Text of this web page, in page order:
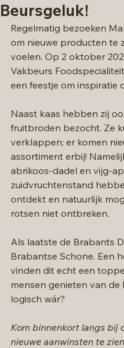
Beursgeluk!
Regelmatig bezoeken
om nieuwe producten te
voelen. Op 2 oktober
Vakbeurs
een feestje om inspiratie
Naast kaas hebben zij
fruitbroden bezocht. Ze
verklappen; er komen
assortiment erbij!
abrikoos-dadel en vijg-
zuidvruchtenstand
ontdekt en natuurlijk
rotsen niet ontbreken.
Als laatste de Brabants
Brabantse Schone. Een
vinden dit echt een
mensen genieten van
logisch wár?
Kom binnenkort langs bij
nieuwe aanwinsten te